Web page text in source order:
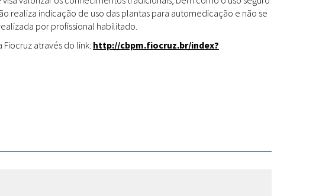
Fitoterápicos
realiza indicação de uso das plantas para automedicação e não se
por profissional habilitado.
através do link: http://cbpm.fiocruz.br/index?